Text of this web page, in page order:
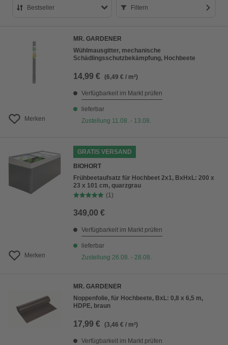
Bestseller
Preis aufsteigend
Bewertung
Filtern
Merken
MR. GARDENER
Wühlmausgitter, mechanische
Schädlingsschutzbekämpfung, Hochbeete
14,99 € (6,49 € / m²)
Verfügbarkeit im Markt prüfen
lieferbar
Zustellung 11.08. - 13.08.
Merken
GRATIS VERSAND
BIOHORT
Frühbeetaufsatz für Hochbeet 2x1, BxHxL: 200 x
23 x 101 cm, quarzgrau
(1)
349,00 €
Verfügbarkeit im Markt prüfen
lieferbar
Zustellung 26.08. - 28.08.
MR. GARDENER
Noppenfolie, für Hochbeete, BxL: 0,8 x 6,5 m,
HDPE, braun
17,99 € (3,46 € / m²)
Verfügbarkeit im Markt prüfen